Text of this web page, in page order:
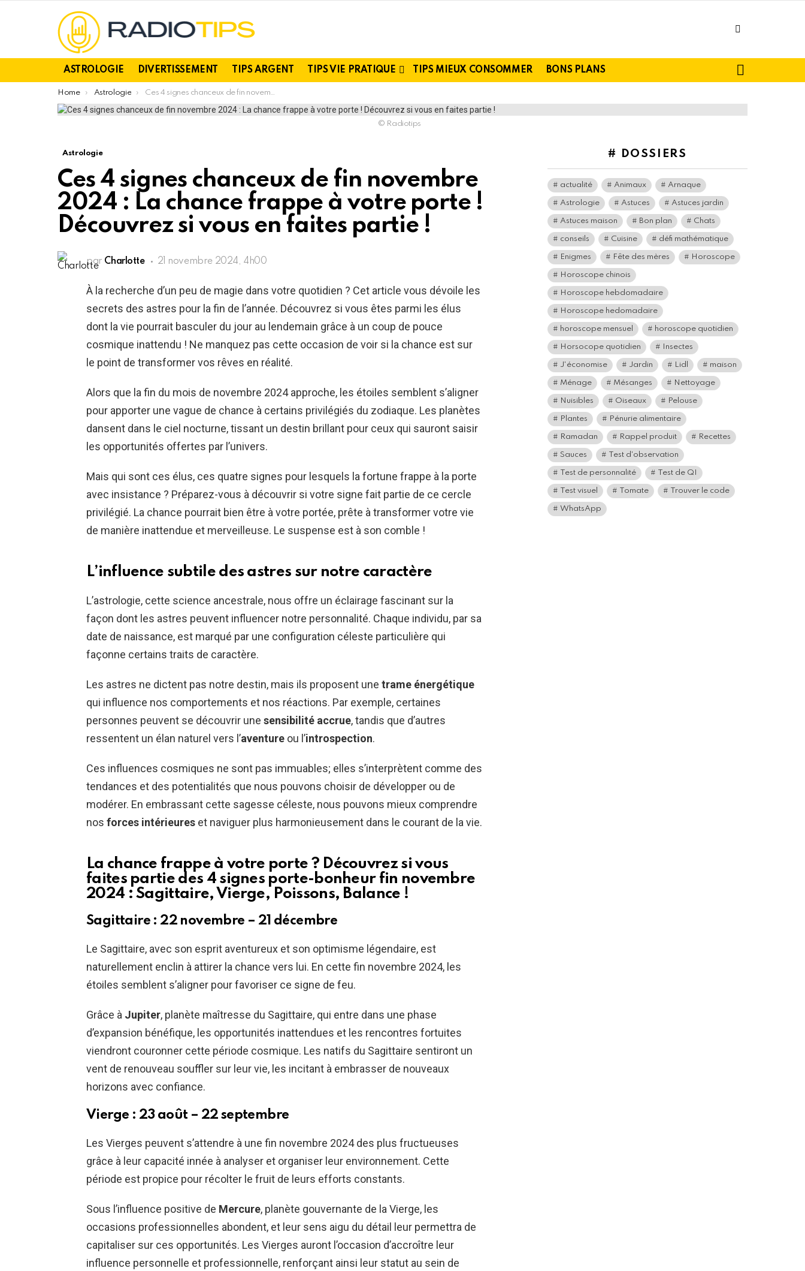
ASTROLOGIE DIVERTISSEMENT TIPS ARGENT TIPS VIE PRATIQUE TIPS MIEUX CONSOMMER BONS PLANS
You are here:
Home Astrologie Ces 4 signes chanceux de fin novembre 2024 : La chance frappe à votre porte ! Découvrez si vous en faites partie !
© Radiotips
Astrologie
Ces 4 signes chanceux de fin novembre
2024 : La chance frappe à votre porte !
Découvrez si vous en faites partie !
par Charlotte 21 novembre 2024, 4h00
À la recherche d’un peu de magie dans votre quotidien ? Cet article vous dévoile les
secrets des astres pour la fin de l’année. Découvrez si vous êtes parmi les élus
dont la vie pourrait basculer du jour au lendemain grâce à un coup de pouce
cosmique inattendu ! Ne manquez pas cette occasion de voir si la chance est sur
le point de transformer vos rêves en réalité.
Alors que la fin du mois de novembre 2024 approche, les étoiles semblent s’aligner
pour apporter une vague de chance à certains privilégiés du zodiaque. Les planètes
dansent dans le ciel nocturne, tissant un destin brillant pour ceux qui sauront saisir
les opportunités offertes par l’univers.
Mais qui sont ces élus, ces quatre signes pour lesquels la fortune frappe à la porte
avec insistance ? Préparez-vous à découvrir si votre signe fait partie de ce cercle
privilégié. La chance pourrait bien être à votre portée, prête à transformer votre vie
de manière inattendue et merveilleuse. Le suspense est à son comble !
L’influence subtile des astres sur notre caractère
L’astrologie, cette science ancestrale, nous offre un éclairage fascinant sur la
façon dont les astres peuvent influencer notre personnalité. Chaque individu, par sa
date de naissance, est marqué par une configuration céleste particulière qui
façonne certains traits de caractère.
Les astres ne dictent pas notre destin, mais ils proposent une trame énergétique
qui influence nos comportements et nos réactions. Par exemple, certaines
personnes peuvent se découvrir une sensibilité accrue, tandis que d’autres
ressentent un élan naturel vers l’aventure ou l’introspection.
Ces influences cosmiques ne sont pas immuables; elles s’interprètent comme des
tendances et des potentialités que nous pouvons choisir de développer ou de
modérer. En embrassant cette sagesse céleste, nous pouvons mieux comprendre
nos forces intérieures et naviguer plus harmonieusement dans le courant de la vie.
La chance frappe à votre porte ? Découvrez si vous
faites partie des 4 signes porte-bonheur fin novembre
2024 : Sagittaire, Vierge, Poissons, Balance !
Sagittaire : 22 novembre – 21 décembre
Le Sagittaire, avec son esprit aventureux et son optimisme légendaire, est
naturellement enclin à attirer la chance vers lui. En cette fin novembre 2024, les
étoiles semblent s’aligner pour favoriser ce signe de feu.
Grâce à Jupiter, planète maîtresse du Sagittaire, qui entre dans une phase
d’expansion bénéfique, les opportunités inattendues et les rencontres fortuites
viendront couronner cette période cosmique. Les natifs du Sagittaire sentiront un
vent de renouveau souffler sur leur vie, les incitant à embrasser de nouveaux
horizons avec confiance.
Vierge : 23 août – 22 septembre
Les Vierges peuvent s’attendre à une fin novembre 2024 des plus fructueuses
grâce à leur capacité innée à analyser et organiser leur environnement. Cette
période est propice pour récolter le fruit de leurs efforts constants.
Sous l’influence positive de Mercure, planète gouvernante de la Vierge, les
occasions professionnelles abondent, et leur sens aigu du détail leur permettra de
capitaliser sur ces opportunités. Les Vierges auront l’occasion d’accroître leur
influence personnelle et professionnelle, renforçant ainsi leur statut au sein de
# DOSSIERS
actualité Animaux Arnaque
Astrologie Astuces Astuces jardin
Astuces maison Bon plan Chats
conseils Cuisine défi mathématique
Enigmes Fête des mères Horoscope
Horoscope chinois
Horoscope hebdomadaire
Horoscope hedomadaire
horoscope mensuel horoscope quotidien
Horsocope quotidien Insectes
J'économise Jardin Lidl maison
Ménage Mésanges Nettoyage
Nuisibles Oiseaux Pelouse
Plantes Pénurie alimentaire
Ramadan Rappel produit Recettes
Sauces Test d'observation
Test de personnalité Test de QI
Test visuel Tomate Trouver le code
WhatsApp